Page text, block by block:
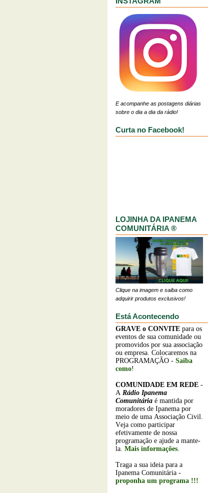
E acompanhe as postagens diárias
sobre o dia a dia da rádio!
Curta no Facebook!
LOJINHA DA IPANEMA
COMUNITÁRIA ®
Clique na imagem e saiba como
adquirir produtos exclusivos!
Está Acontecendo
GRAVE o CONVITE para os
eventos de sua comunidade ou
promovidos por sua associação
ou empresa. Colocaremos na
PROGRAMAÇÃO - Saiba
como!
COMUNIDADE EM REDE -
A Rádio Ipanema
Comunitária é mantida por
moradores de Ipanema por
meio de uma Associação Civil.
Veja como participar
efetivamente de nossa
programação e ajude a mante-
la. Mais informações.
Traga a sua ideia para a
Ipanema Comunitária -
proponha um programa !!!